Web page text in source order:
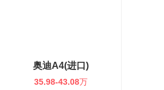
奥迪A4(进口)
35.98-43.08万